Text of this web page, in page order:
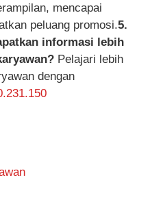
mencapai
peluang promosi.5.
informasi lebih
Pelajari lebih
dengan